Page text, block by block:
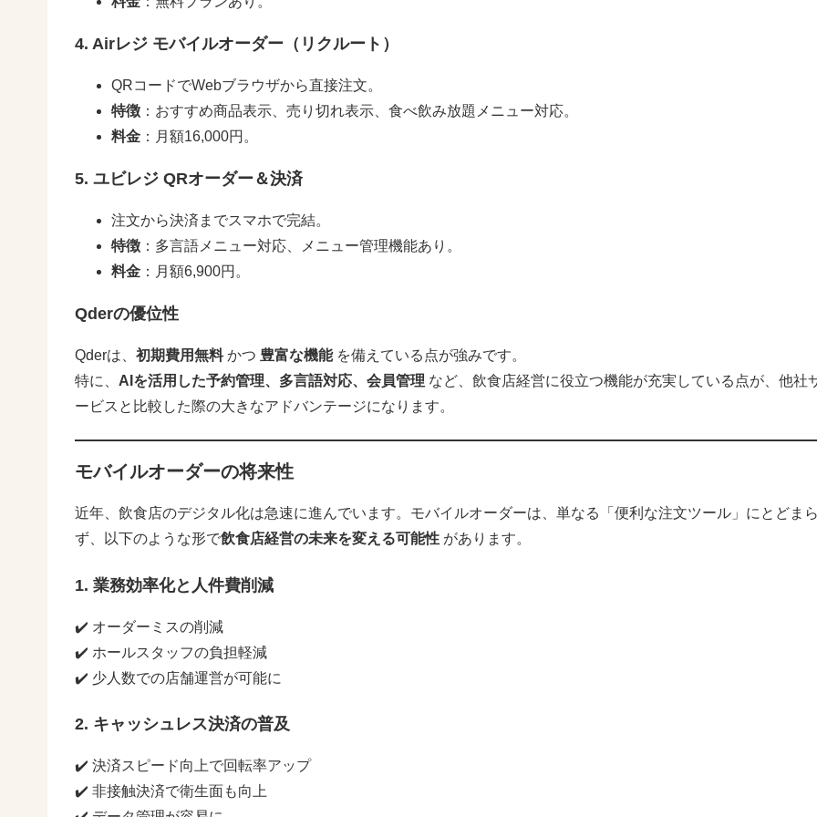
4. Airレジ モバイルオーダー（リクルート）
QRコードでWebブラウザから直接注文。
特徴 ：おすすめ商品表示、売り切れ表示、食べ飲み放題メニュー対応。
料金 ：月額16,000円。
5. ユビレジ QRオーダー＆決済
注文から決済までスマホで完結。
特徴 ：多言語メニュー対応、メニュー管理機能あり。
料金 ：月額6,900円。
Qderの優位性
Qderは、 初期費用無料かつ 豊富な機能を備えている点が強みです。
特に、 AIを活用した予約管理、多言語対応、会員管理 など、飲食店経営に役立つ機能が充実している点が、他社
ービスと比較した際の大きなアドバンテージになります。
モバイルオーダーの将来性
近年、飲食店のデジタル化は急速に進んでいます。モバイルオーダーは、単なる「便利な注文ツール」にとどま
ず、以下のような形で飲食店経営の未来を変える可能性 があります。
1. 業務効率化と人件費削減
✔️ オーダーミスの削減
✔️ ホールスタッフの負担軽減
✔️ 少人数での店舗運営が可能に
2. キャッシュレス決済の普及
✔️ 決済スピード向上で回転率アップ
✔️ 非接触決済で衛生面も向上